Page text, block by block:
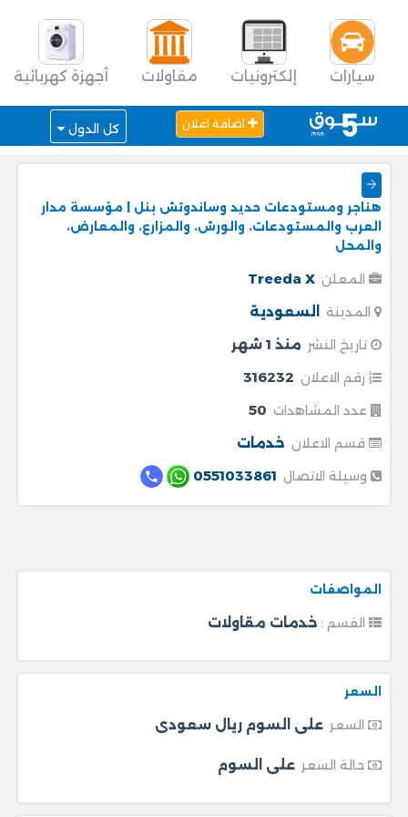
سيارات إلكترونيات مقاولات أجهزة كهربائية
اضافة اعلان كل الدول
هناجر ومستودعات حديد وساندوتش بنل | مؤسسة مدار
العرب والمستودعات، والورش، والمزارع، والمعارض،
والمحل
المعلن Treeda X
المدينة السعودية
تاريخ النشر منذ 1 شهر
رقم الاعلان 316232
عدد المشاهدات 50
قسم الاعلان خدمات
وسيلة الاتصال 0551033861
المواصفات
خدمات مقاولات
السعر
السعر على السوم ريال سعودى
حالة السعر على السوم